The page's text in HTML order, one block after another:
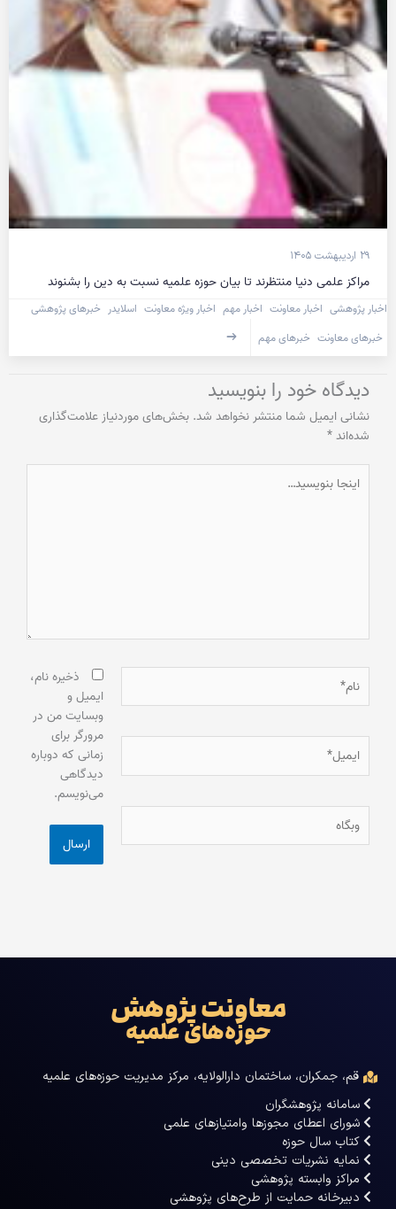
۲۹ اردیبهشت ۱۴۰۵
مراکز علمی دنیا منتظرند تا بیان حوزه علمیه نسبت به دین را بشنوند
اخبار پژوهشی اخبار معاونت اخبار مهم اخبار ویژه معاونت اسلایدر خبرهای پژوهشی
خبرهای معاونت خبرهای مهم
دیدگاه‌ خود را بنویسید
نشانی ایمیل شما منتشر نخواهد شد. بخش‌های موردنیاز علامت‌گذاری
شده‌اند*
بنویسید…
وبگاه
ذخیره نام،
ایمیل و
وبسایت من در
مرورگر برای
زمانی که دوباره
دیدگاهی
می‌نویسم.
معاونت پژوهش
حوزه‌های علمیه
قم، جمکران، ساختمان دارالولایه، مرکز مدیریت حوزه‌های علمیه
سامانه پژوهشگران
شورای اعطای مجوزها وامتیازهای علمی
کتاب سال حوزه
نمایه نشریات تخصصی دینی
مراکز وابسته پژوهشی
دبیرخانه حمایت از طرح‌های پژوهشی